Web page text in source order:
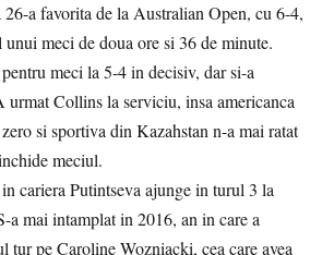
a favorita de la Australian Open, cu 6-4,
meci de doua ore si 36 de minute.
meci la 5-4 in decisiv, dar si-a
Collins la serviciu, insa americanca
si sportiva din Kazahstan n-a mai ratat
meciul.
cariera Putintseva ajunge in turul 3 la
a mai intamplat in 2016, an in care a
tur pe Caroline Wozniacki, cea care avea